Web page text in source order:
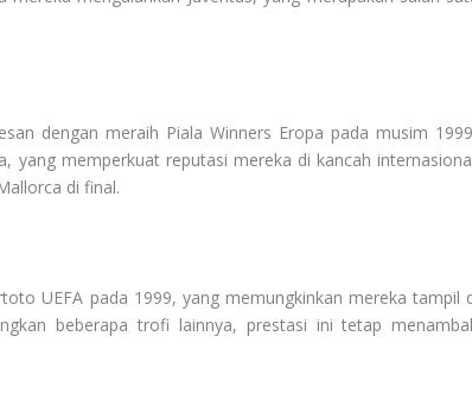
dengan meraih Piala Winners Eropa pada musim
yang memperkuat reputasi mereka di kancah
di final.
UEFA pada 1999, yang memungkinkan mereka tampil
beberapa trofi lainnya, prestasi ini tetap